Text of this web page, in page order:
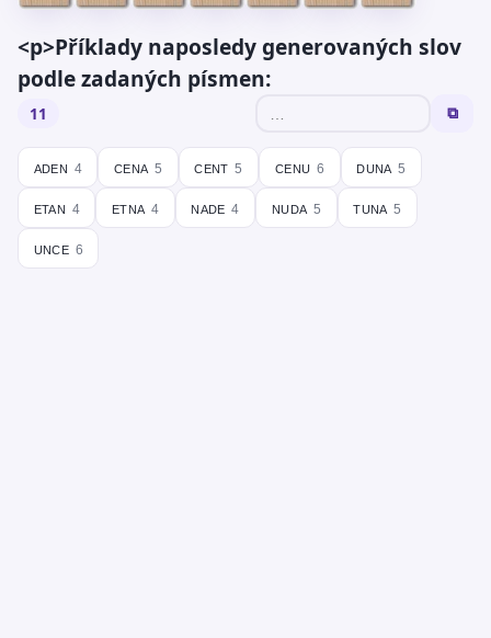
<p>Příklady naposledy generovaných slov
podle zadaných písmen:
11 ⧉
aden 4 cena 5 cent 5 cenu 6 duna 5
etan 4 etna 4 nade 4 nuda 5 tuna 5
unce 6